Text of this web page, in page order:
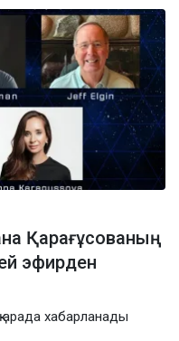
Қарағұсованың
эфирден
арада хабарланады